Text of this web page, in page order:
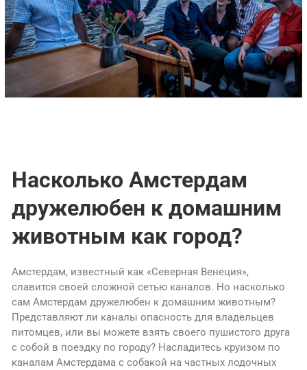
Насколько Амстердам
дружелюбен к домашним
животным как город?
Амстердам, известный как «Северная Венеция»,
славится своей сложной сетью каналов. Но насколько
сам Амстердам дружелюбен к домашним животным?
Представляют ли каналы опасность для владельцев
питомцев, или вы можете взять своего пушистого друга
с собой в поездку по городу? Насладитесь круизом по
каналам Амстердама с собакой на частных лодочных